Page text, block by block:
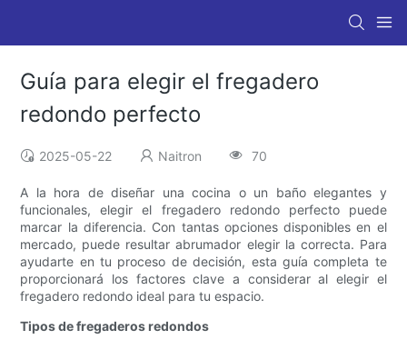
Guía para elegir el fregadero
redondo perfecto
2025-05-22 Naitron 70
A la hora de diseñar una cocina o un baño elegantes y
funcionales, elegir el fregadero redondo perfecto puede
marcar la diferencia. Con tantas opciones disponibles en el
mercado, puede resultar abrumador elegir la correcta. Para
ayudarte en tu proceso de decisión, esta guía completa te
proporcionará los factores clave a considerar al elegir el
fregadero redondo ideal para tu espacio.
Tipos de fregaderos redondos